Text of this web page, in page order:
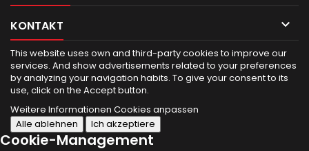
KONTAKT 
This website uses own and third-party cookies to improve our
services. And show advertisements related to your preferences
by analyzing your navigation habits. To give your consent to its
use, click on the Accept button.
Weitere Informationen Cookies anpassen
Alle ablehnen
Ich akzeptiere
Cookie-Management